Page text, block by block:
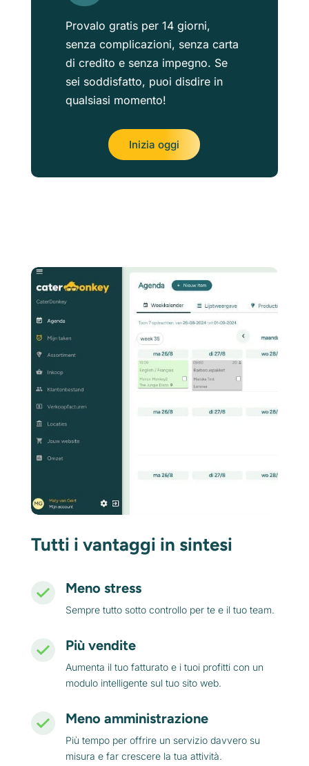
Provalo gratis per 14 giorni,
senza complicazioni, senza carta
di credito e senza impegno. Se
sei soddisfatto, puoi disdire in
qualsiasi momento!
Inizia oggi
Tutti i vantaggi in sintesi
Meno stress
Sempre tutto sotto controllo per te e il tuo team.
Più vendite
Aumenta il tuo fatturato e i tuoi profitti con un
modulo intelligente sul tuo sito web.
Meno amministrazione
Più tempo per offrire un servizio davvero su
misura e far crescere la tua attività.